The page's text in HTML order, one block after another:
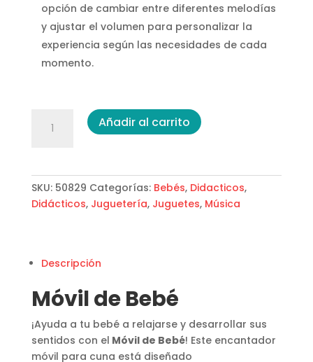
opción de cambiar entre diferentes melodías
y ajustar el volumen para personalizar la
experiencia según las necesidades de cada
momento.
Añadir al carrito
SKU: 50829 Categorías: Bebés, Didacticos,
Didácticos, Juguetería, Juguetes, Música
Descripción
Móvil de Bebé
¡Ayuda a tu bebé a relajarse y desarrollar sus
sentidos con el Móvil de Bebé! Este encantador
móvil para cuna está diseñado